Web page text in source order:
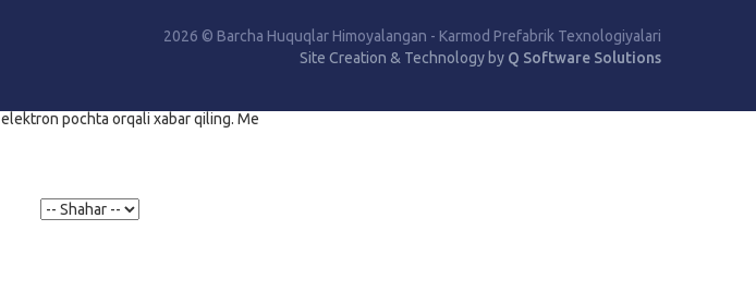
2026 © Barcha Huquqlar Himoyalangan - Karmod Prefabrik Texnologiyalari
Site Creation & Technology by Q Software Solutions
elektron pochta orqali xabar qiling. Me